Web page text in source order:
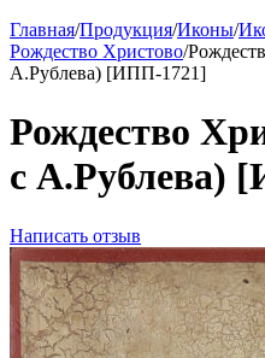
Главная/Продукция/Иконы/
Рождество Христово/
А.Рублева) [ИПП-1721]
Рождество
с А.Рублева)
Написать отзыв